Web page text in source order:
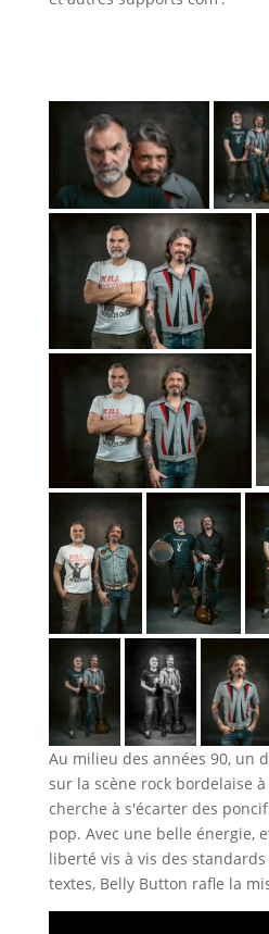
Au milieu des années 90, un
sur la scène rock bordelaise
cherche à s'écarter des
pop. Avec une belle énergie,
liberté vis à vis des
textes, Belly Button rafle la